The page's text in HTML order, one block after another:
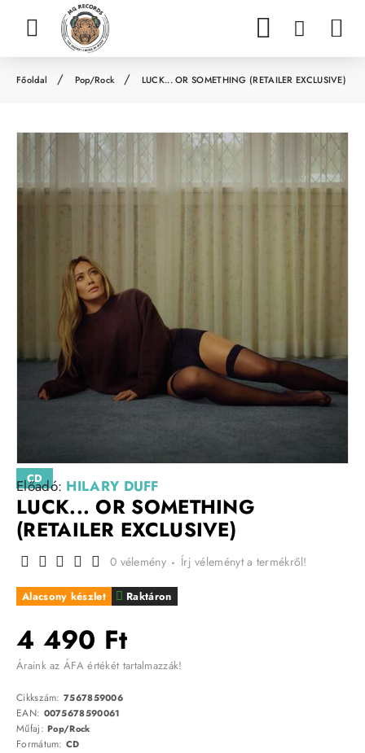
Pop/Rock LUCK... OR SOMETHING (RETAILER EXCLUSIVE)
CD
Előadó: HILARY DUFF
LUCK... OR SOMETHING
(RETAILER EXCLUSIVE)
Raktáron
Alacsony készlet
0 vélemény - Írj véleményt a termékről!
4 490 Ft
Áraink az ÁFA értékét tartalmazzák!
Cikkszám: 7567859006
EAN: 0075678590061
Műfaj:Pop/Rock
Formátum: CD